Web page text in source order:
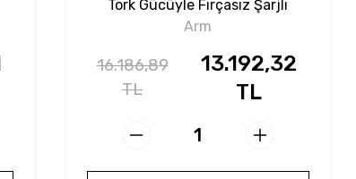
Tork Gücüyle Fırçasız Şarjlı
Somun Sökme
Arm
16.186,89
TL
13.192,32
TL